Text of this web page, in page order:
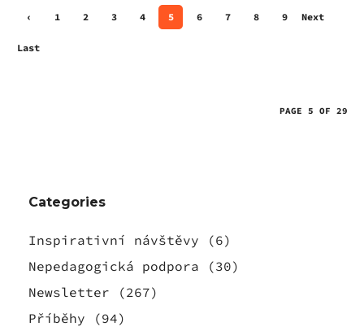
‹
1 2 3 4 5 6 7 8 9
Next
Last
PAGE 5 OF 29
Categories
Inspirativní návštěvy (6)
Nepedagogická podpora (30)
Newsletter (267)
Příběhy (94)